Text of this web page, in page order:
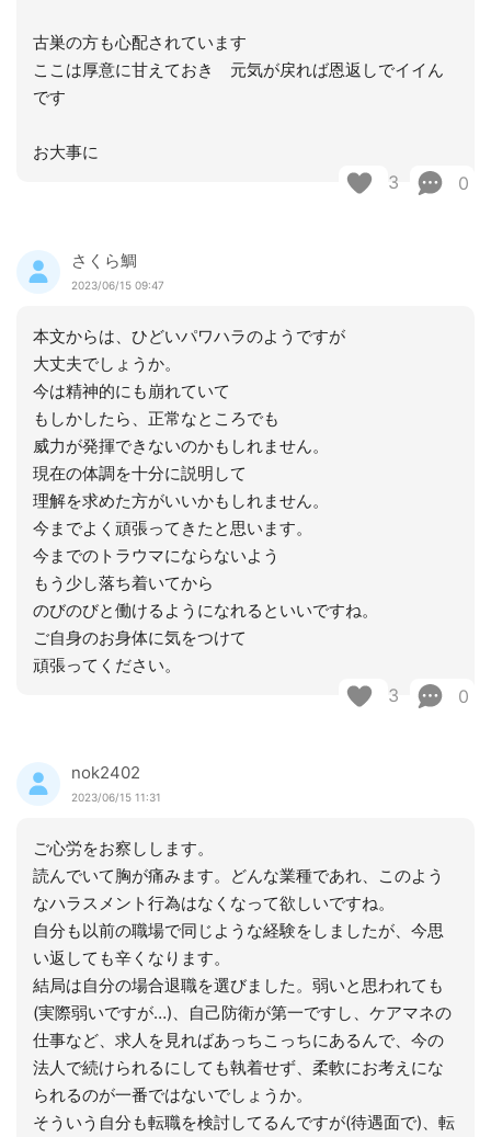
古巣の方も心配されています
ここは厚意に甘えておき 元気が戻れば恩返しでイイん
です
お大事に
3 0
さくら鯛
2023/06/15 09:47
本文からは、ひどいパワハラのようですが
大丈夫でしょうか。
今は精神的にも崩れていて
もしかしたら、正常なところでも
威力が発揮できないのかもしれません。
現在の体調を十分に説明して
理解を求めた方がいいかもしれません。
今までよく頑張ってきたと思います。
今までのトラウマにならないよう
もう少し落ち着いてから
のびのびと働けるようになれるといいですね。
ご自身のお身体に気をつけて
頑張ってください。
3 0
nok2402
2023/06/15 11:31
ご心労をお察しします。
読んでいて胸が痛みます。どんな業種であれ、このよう
なハラスメント行為はなくなって欲しいですね。
自分も以前の職場で同じような経験をしましたが、今思
い返しても辛くなります。
結局は自分の場合退職を選びました。弱いと思われても
(実際弱いですが…)、自己防衛が第一ですし、ケアマネの
仕事など、求人を見ればあっちこっちにあるんで、今の
法人で続けられるにしても執着せず、柔軟にお考えにな
られるのが一番ではないでしょうか。
そういう自分も転職を検討してるんですが(待遇面で)、転